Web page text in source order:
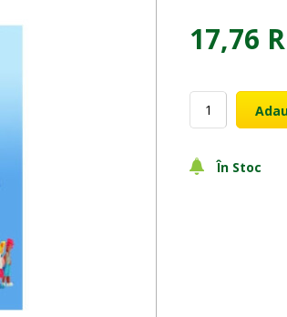
17,76
În Stoc